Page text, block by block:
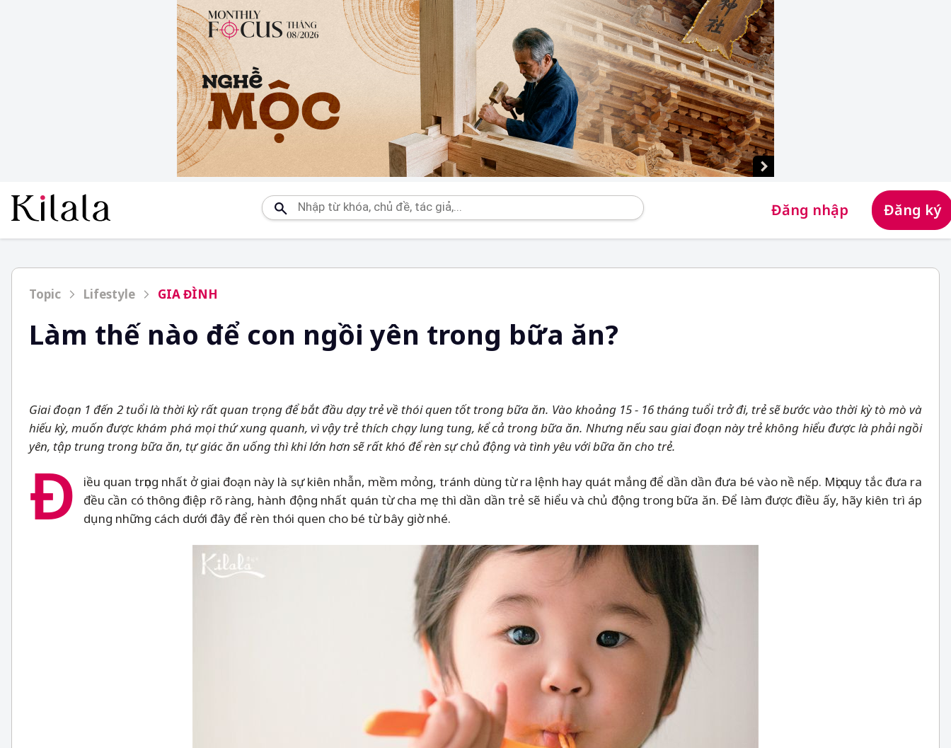
Đăng nhập Đăng ký
Topic Lifestyle GIA ĐÌNH
Làm thế nào để con ngồi yên trong bữa ăn?
Giai đoạn 1 đến 2 tuổi là thời kỳ rất quan trọng để bắt đầu dạy trẻ về thói quen tốt trong bữa ăn. Vào khoảng 15 - 16 tháng tuổi trở đi, trẻ sẽ bước vào thời kỳ tò mò và
hiếu kỳ, muốn được khám phá mọi thứ xung quanh, vì vậy trẻ thích chạy lung tung, kể cả trong bữa ăn. Nhưng nếu sau giai đoạn này trẻ không hiểu được làphải ngồi
yên, tập trung trong bữa ăn, tự giác ăn uống thì khi lớn hơn sẽ rất khó để rèn sự chủ động và tình yêu với bữa ăn cho trẻ.
Đ
iều quan trọng nhất ở giai đoạn này là sự kiên nhẫn, mềm mỏng, tránh dùng từ ra lệnh hay quát mắng để dần dần đưa bé vào nề nếp. Mọi quy tắc đưa ra
đều cần có thông điệp rõ ràng, hành động nhất quán từ cha mẹ thì dần dần trẻ sẽ hiểu và chủ động trong bữa ăn. Để làm được điều ấy, hãy kiên trì áp
dụng những cách dưới đây để rèn thói quen cho bé từ bây giờ nhé.